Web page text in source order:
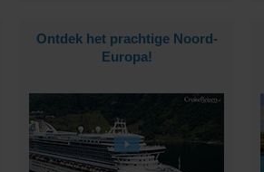
Ontdek het prachtige Noord-
Europa!